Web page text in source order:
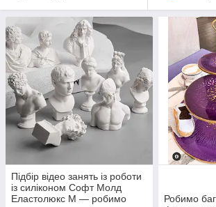
Підбір відео занять із роботи
із силіконом Софт Молд
Еластолюкс М — робимо
Робимо